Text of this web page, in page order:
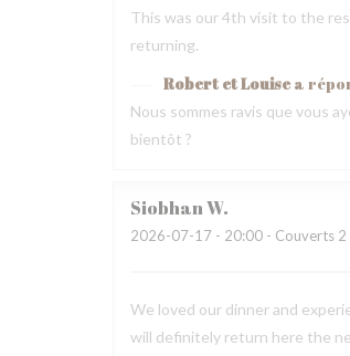
This was our 4th visit to the
returning.
Robert et Louise a
Nous sommes ravis que vous
bientôt ?
SiobhanW
2026-07-17 - 20:00 - Couverts 2
We loved our dinner and
will definitely return here the